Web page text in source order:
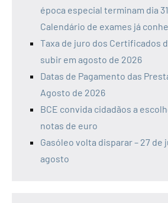
época especial terminam dia
Calendário de exames já
Taxa de juro dos Certificados
subir em agosto de 2026
Datas de Pagamento das
Agosto de 2026
BCE convida cidadãos a
notas de euro
Gasóleo volta disparar – 27 de
agosto